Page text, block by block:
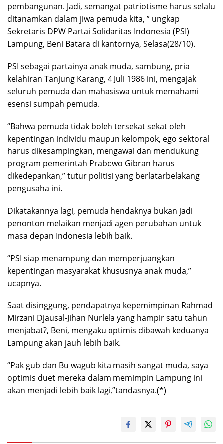
pembangunan. Jadi, semangat patriotisme harus selalu
ditanamkan dalam jiwa pemuda kita, ” ungkap
Sekretaris DPW Partai Solidaritas Indonesia (PSI)
Lampung, Beni Batara di kantornya, Selasa(28/10).
PSI sebagai partainya anak muda, sambung, pria
kelahiran Tanjung Karang, 4 Juli 1986 ini, mengajak
seluruh pemuda dan mahasiswa untuk memahami
esensi sumpah pemuda.
“Bahwa pemuda tidak boleh tersekat sekat oleh
kepentingan individu maupun kelompok, ego sektoral
harus dikesampingkan, mengawal dan mendukung
program pemerintah Prabowo Gibran harus
dikedepankan,” tutur politisi yang berlatarbelakang
pengusaha ini.
Dikatakannya lagi, pemuda hendaknya bukan jadi
penonton melaikan menjadi agen perubahan untuk
masa depan Indonesia lebih baik.
“PSI siap menampung dan memperjuangkan
kepentingan masyarakat khususnya anak muda,”
ucapnya.
Saat disinggung, pendapatnya kepemimpinan Rahmad
Mirzani Djausal-Jihan Nurlela yang hampir satu tahun
menjabat?, Beni, mengaku optimis dibawah keduanya
Lampung akan jauh lebih baik.
“Pak gub dan Bu wagub kita masih sangat muda, saya
optimis duet mereka dalam memimpin Lampung ini
akan menjadi lebih baik lagi,”tandasnya.(*)